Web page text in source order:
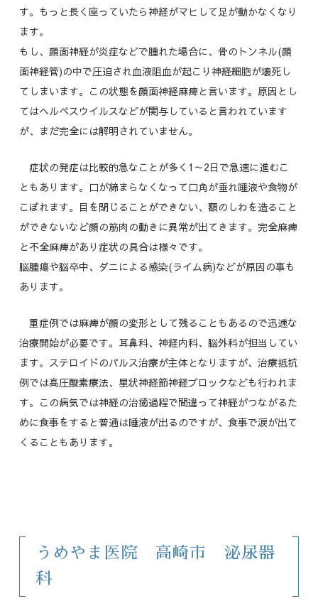
す。もっと長く座っていたら神経がマヒして足が動かなくなり
ます。
もし、顔面神経が炎症などで腫れた場合に、骨のトンネル(顔
面神経管)の中で圧迫され血液阻血が起こり神経細胞が壊死し
てしまいます。この状態を顔面神経麻痺と言います。原因とし
てはヘルペスウイルスなどが関与していると言われています
が、まだ完全には解明されていません。
症状の発症は比較的急なことが多く1～2日で急速に進むこ
ともあります。口が締まらなくなって口角が垂れ唾液や食物が
こぼれます。目を閉じることができない、額のしわを造ること
ができないなど顔の筋肉の動きに異常が出てきます。完全麻痺
と不全麻痺があり症状の具合は様々です。
脳腫瘍や脳卒中、ダニによる感染(ライム病)などが原因の事も
あります。
重症例では麻痺が顔の変形として残ることもあるので迅速な
治療開始が必要です。耳鼻科、神経内科、脳外科が担当してい
ます。ステロイドのパルス治療が主体となりますが、治療抵抗
例では高圧酸素療法、星状神経節神経ブロックなども行われま
す。この病気では神経の治癒過程で間違って神経がつながるた
めに食事をすると普通は唾液が出るのですが、食事で涙が出て
くることもあります。
うめやま医院 高崎市 泌尿器
科